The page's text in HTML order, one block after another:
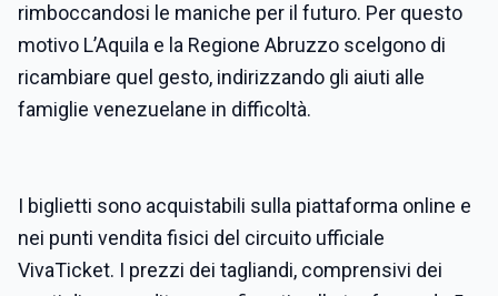
rimboccandosi le maniche per il futuro. Per questo
motivo L’Aquila e la Regione Abruzzo scelgono di
ricambiare quel gesto, indirizzando gli aiuti alle
famiglie venezuelane in difficoltà.
I biglietti sono acquistabili sulla piattaforma online e
nei punti vendita fisici del circuito ufficiale
VivaTicket. I prezzi dei tagliandi, comprensivi dei